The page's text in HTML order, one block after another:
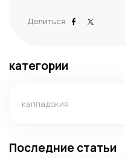
Делиться
категории
каппадокия
Последние статьи